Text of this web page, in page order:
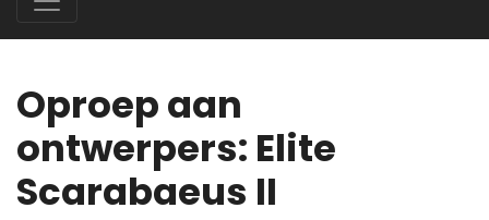
Oproep aan
ontwerpers: Elite
Scarabaeus II